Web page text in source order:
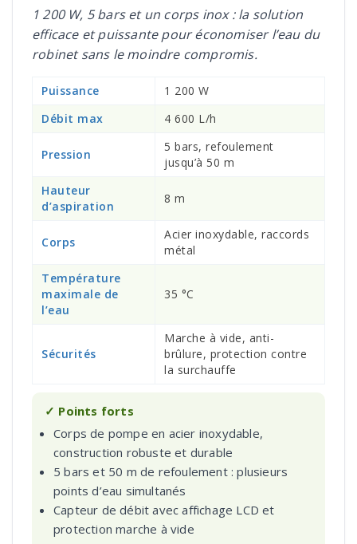
1 200 W, 5 bars et un corps inox : la solution
efficace et puissante pour économiser l’eau du
robinet sans le moindre compromis.
Puissance
1 200 W
Débit max
4 600 L/h
Pression
5 bars, refoulement
jusqu’à 50 m
Hauteur
d’aspiration
8 m
Corps
Acier inoxydable, raccords
métal
Température
maximale de
l’eau
35 °C
Sécurités
Marche à vide, anti-
brûlure, protection contre
la surchauffe
✓ Points forts
Corps de pompe en acier inoxydable,
construction robuste et durable
5 bars et 50 m de refoulement : plusieurs
points d’eau simultanés
Capteur de débit avec affichage LCD et
protection marche à vide